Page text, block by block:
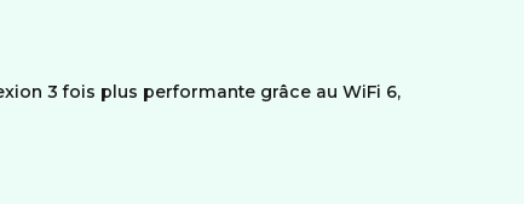
3 fois plus performante grâce au WiFi 6,